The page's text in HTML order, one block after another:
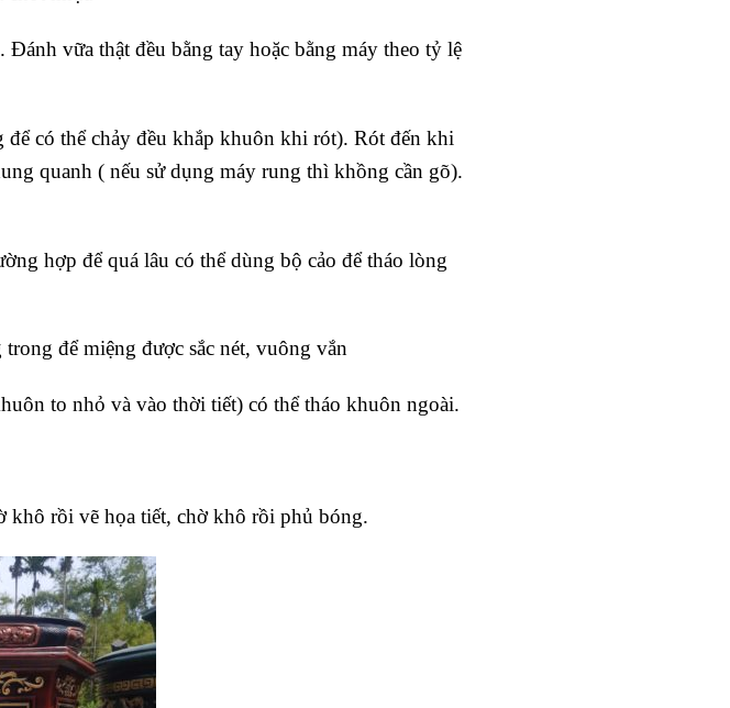
vữa thật đều bằng tay hoặc bằng máy theo tỷ lệ
có thể chảy đều khắp khuôn khi rót). Rót đến khi
quanh ( nếu sử dụng máy rung thì khồng cần gõ).
hợp để quá lâu có thể dùng bộ cảo để tháo lòng
để miệng được sắc nét, vuông vắn
to nhỏ và vào thời tiết) có thể tháo khuôn ngoài.
khô rồi vẽ họa tiết, chờ khô rồi phủ bóng.